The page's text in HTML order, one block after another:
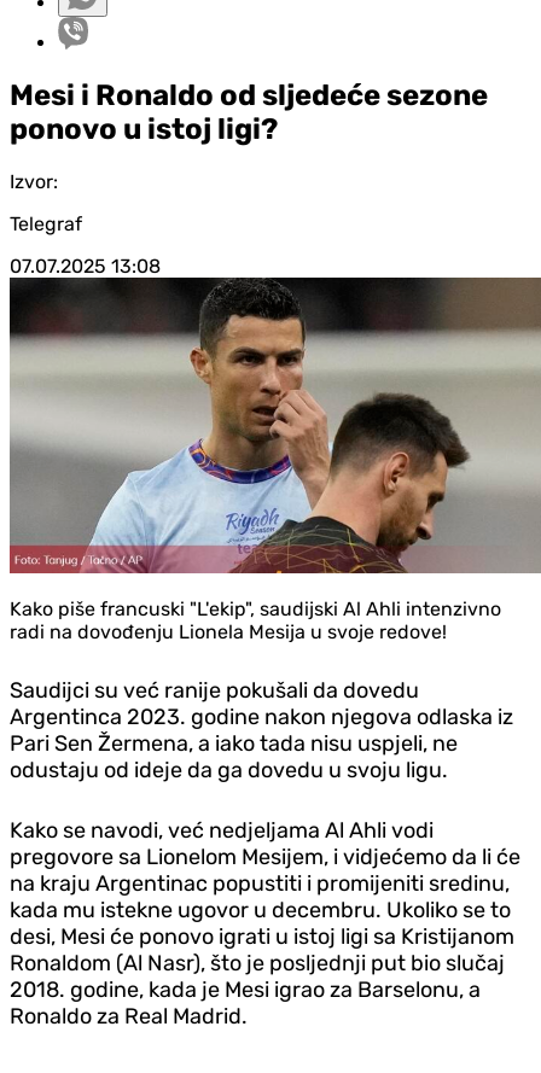
Mesi i Ronaldo od sljedeće sezone
ponovo u istoj ligi?
Izvor:
Telegraf
07.07.2025 13:08
Kako piše francuski "L'ekip", saudijski Al Ahli intenzivno
radi na dovođenju Lionela Mesija u svoje redove!
Saudijci su već ranije pokušali da dovedu
Argentinca 2023. godine nakon njegova odlaska iz
Pari Sen Žermena, a iako tada nisu uspjeli, ne
odustaju od ideje da ga dovedu u svoju ligu.
Kako se navodi, već nedjeljama Al Ahli vodi
pregovore sa Lionelom Mesijem, i vidjećemo da li će
na kraju Argentinac popustiti i promijeniti sredinu,
kada mu istekne ugovor u decembru. Ukoliko se to
desi, Mesi će ponovo igrati u istoj ligi sa Kristijanom
Ronaldom (Al Nasr), što je posljednji put bio slučaj
2018. godine, kada je Mesi igrao za Barselonu, a
Ronaldo za Real Madrid.